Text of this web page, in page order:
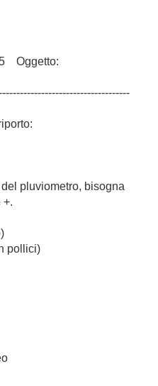
Oggetto:
pluviometro, bisogna
+.
pollici)